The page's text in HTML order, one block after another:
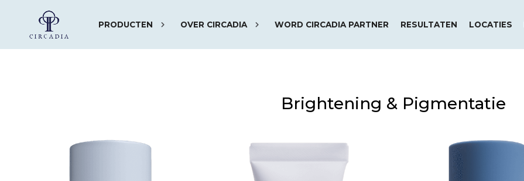
PRODUCTEN OVER CIRCADIA WORD CIRCADIA PARTNER RESULTATEN LOCATIES
Brightening & Pigmentatie